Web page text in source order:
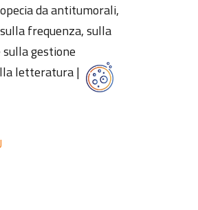
da antitumorali,
frequenza, sulla
gestione
letteratura|